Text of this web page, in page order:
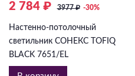
2 784 ₽ 3977₽ -30%
Настенно-потолочный
светильник СОНЕКС TOFIQ
BLACK 7651/EL